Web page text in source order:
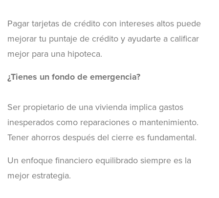
Pagar tarjetas de crédito con intereses altos puede
mejorar tu puntaje de crédito y ayudarte a calificar
mejor para una hipoteca.
¿Tienes un fondo de emergencia?
Ser propietario de una vivienda implica gastos
inesperados como reparaciones o mantenimiento.
Tener ahorros después del cierre es fundamental.
Un enfoque financiero equilibrado siempre es la
mejor estrategia.